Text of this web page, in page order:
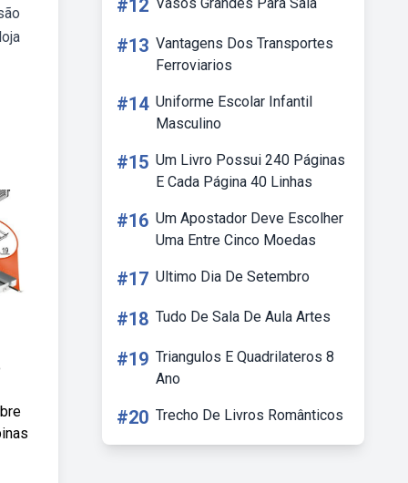
#12
#13 Vantagens Dos Transportes
Ferroviarios
#14 Uniforme Escolar Infantil
Masculino
#15 Um Livro Possui 240 Páginas
E Cada Página 40 Linhas
#16 Um Apostador Deve Escolher
Uma Entre Cinco Moedas
#17 Ultimo Dia De Setembro
#18 Tudo De Sala De Aula Artes
#19 Triangulos E Quadrilateros 8
Ano
#20 Trecho De Livros Românticos